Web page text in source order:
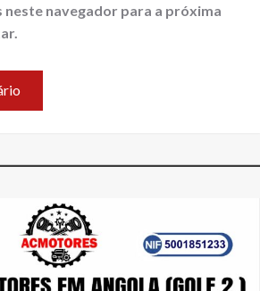
neste navegador para a próxima